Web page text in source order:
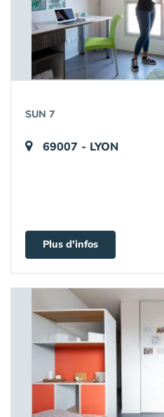
SUN 7
69007 - LYON
Plus d'infos